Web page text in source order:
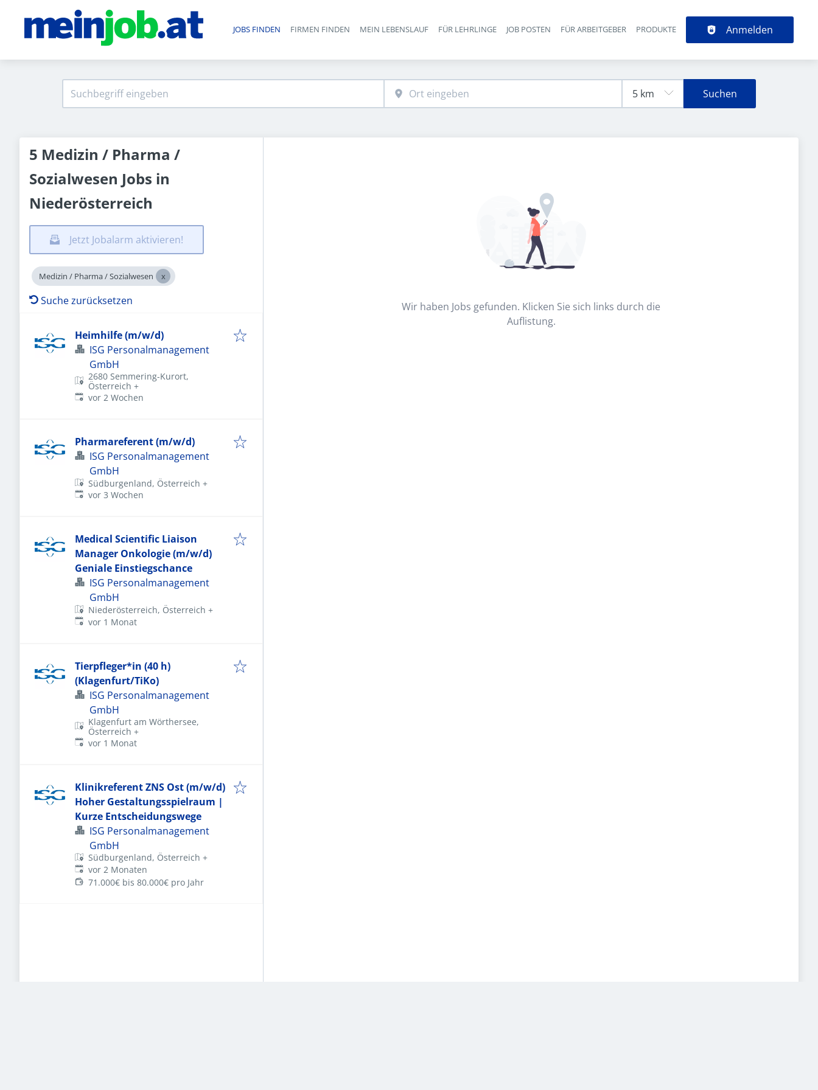
Haupt-Navigation
JOBS FINDEN FIRMEN FINDEN MEIN LEBENSLAUF FÜR LEHRLINGE JOB POSTEN FÜR ARBEITGEBER PRODUKTE Anmelden
Suchen
5 Medizin / Pharma /
Sozialwesen Jobs in
Niederösterreich
Jetzt Jobalarm aktivieren!
Medizin / Pharma / Sozialwesen
Suche zurücksetzen
Heimhilfe (m/w/d)
ISG Personalmanagement
GmbH
2680 Semmering-Kurort,
Österreich +
Veröffentlicht:
vor 2 Wochen
Pharmareferent (m/w/d)
ISG Personalmanagement
GmbH
Südburgenland, Österreich +
Veröffentlicht:
vor 3 Wochen
Medical Scientific Liaison
Manager Onkologie (m/w/d)
Geniale Einstiegschance
ISG Personalmanagement
GmbH
Niederösterreich, Österreich +
Veröffentlicht:
vor 1 Monat
Tierpfleger*in (40 h)
(Klagenfurt/TiKo)
ISG Personalmanagement
GmbH
Klagenfurt am Wörthersee,
Österreich +
Veröffentlicht:
vor 1 Monat
Klinikreferent ZNS Ost (m/w/d)
Hoher Gestaltungsspielraum |
Kurze Entscheidungswege
ISG Personalmanagement
GmbH
Südburgenland, Österreich +
Veröffentlicht:
vor 2 Monaten
71.000€ bis 80.000€ pro Jahr
Wir haben Jobs gefunden. Klicken Sie sich links durch die
Auflistung.